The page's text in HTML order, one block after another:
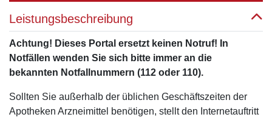
Leistungsbeschreibung
Achtung! Dieses Portal ersetzt keinen Notruf! In
Notfällen wenden Sie sich bitte immer an die
bekannten Notfallnummern (112 oder 110).
Sollten Sie außerhalb der üblichen Geschäftszeiten der
Apotheken Arzneimittel benötigen, stellt den Internetauftritt